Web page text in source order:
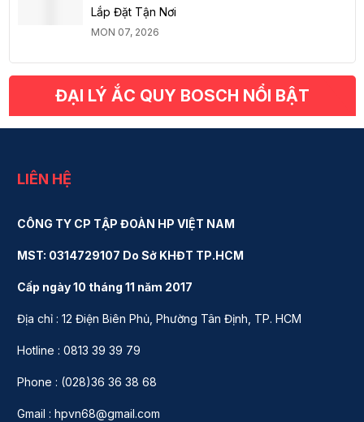
Lắp Đặt Tận Nơi
MON 07, 2026
ĐẠI LÝ ẮC QUY BOSCH NỔI BẬT
LIÊN HỆ
CÔNG TY CP TẬP ĐOÀN HP VIỆT NAM
MST: 0314729107 Do Sở KHĐT TP.HCM
Cấp ngày 10 tháng 11 năm 2017
Địa chỉ : 12 Điện Biên Phủ, Phường Tân Định, TP. HCM
Hotline : 0813 39 39 79
Phone : (028)36 36 38 68
Gmail : hpvn68@gmail.com